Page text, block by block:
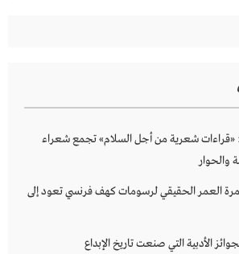
«قراءات شعرية من أجل السلام» تجمع شعراء
والحوار
العمر الحقيقي لرسومات كهف فرنسي تعود إلى
الأدبية التي صنعت تاريخ الإبداع